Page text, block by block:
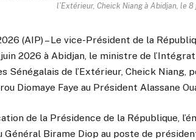
l’Extérieur, Cheick Niang à Abidjan, le 8
(AIP) – Le vice-Président de la
2026 à Abidjan, le ministre de
Sénégalais de l’Extérieur, Cheick Niang,
Diomaye Faye au Président Alassane
de la Présidence de la République,
Général Birame Diop au poste de